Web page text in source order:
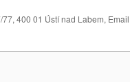
77, 400 01 Ústí nad Labem,